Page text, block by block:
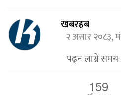
खबरहब
२ असार २०८३,
पढ्न लाग्ने समय :
159